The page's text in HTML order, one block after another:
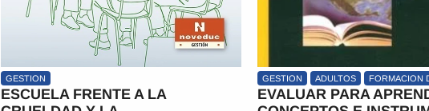
GESTION
EVALUAR PARA APRENDER.
GESTION NIVEL MEDIO
ESCUELA MEDIA EN LA